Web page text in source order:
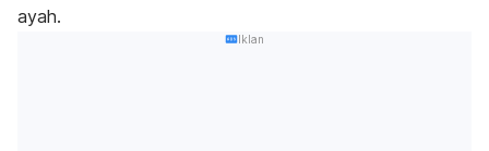
ayah.
Iklan